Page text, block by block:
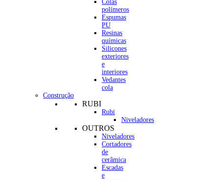
Colas
polímeros
Espumas
PU
Resinas
químicas
Silicones
exteriores
e
interiores
Vedantes
cola
Construção
RUBI
Rubi
Niveladores
OUTROS
Niveladores
Cortadores
de
cerâmica
Escadas
e